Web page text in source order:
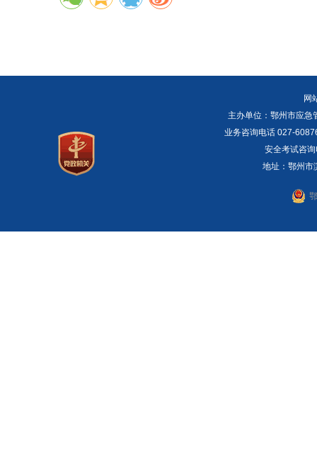
网
主办单位：鄂州市应
业务咨询电话 027-
安全考试咨
地址：鄂州市